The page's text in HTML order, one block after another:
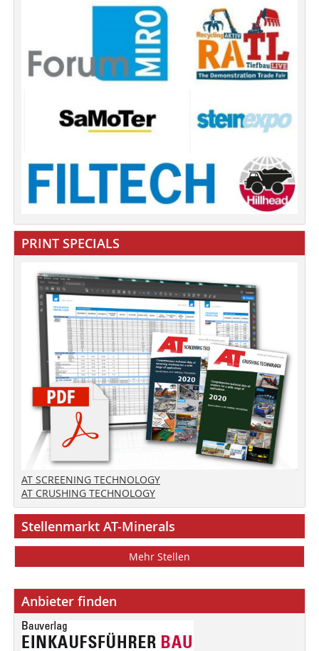
PRINT SPECIALS
AT SCREENING TECHNOLOGY
AT CRUSHING TECHNOLOGY
Stellenmarkt AT-Minerals
Mehr Stellen
Anbieter finden